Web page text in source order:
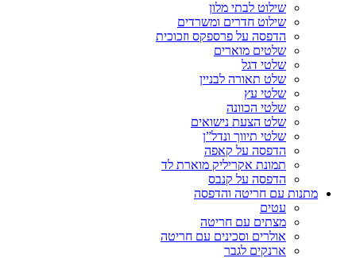
שילוט לבתי מלון
שילוט חדרים ומשרדים
הדפסה על פרספקס וזכוכית
שלטים מוארים
שלטי דגל
שלט תאורה לבניין
שלטי עץ
שלטי הכוונה
שלט הצעת נישואים
שלטי תיווך ונדל”ן
הדפסה על קאפה
תמונת אקריליק מוארת לד
הדפסה על קנבס
מתנות עם חריטה והדפסה
עטים
מצתים עם חריטה
אולרים וסכינים עם חריטה
ארנקים לגבר